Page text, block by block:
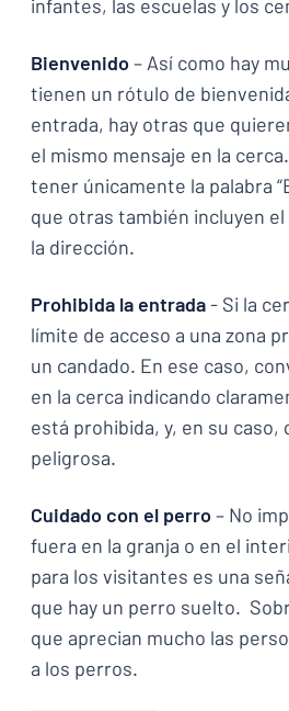
infantes, las escuelas y los
Bienvenido– Así como hay
tienen un rótulo de
entrada, hay otras que
el mismo mensaje en la
tener únicamente la palabra
que otras también incluyen
la dirección.
Prohibida la entrada- Si la
límite de acceso a una zona
un candado. En ese caso,
en la cerca indicando
está prohibida, y, en su caso,
peligrosa.
Cuidado con el perro– No
fuera en la granja o en el
para los visitantes es una
que hay un perro suelto.
que aprecian mucho las
a los perros.